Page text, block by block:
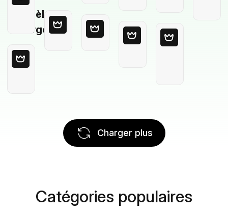
Modèle
Vierge
Charger plus
Catégories populaires